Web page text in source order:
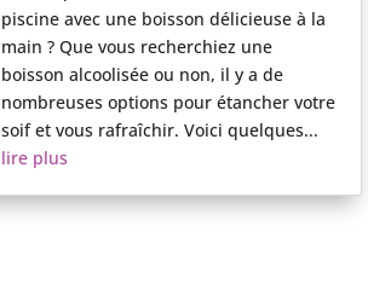
piscine avec une boisson délicieuse à la
main ? Que vous recherchiez une
boisson alcoolisée ou non, il y a de
nombreuses options pour étancher votre
soif et vous rafraîchir. Voici quelques...
lire plus